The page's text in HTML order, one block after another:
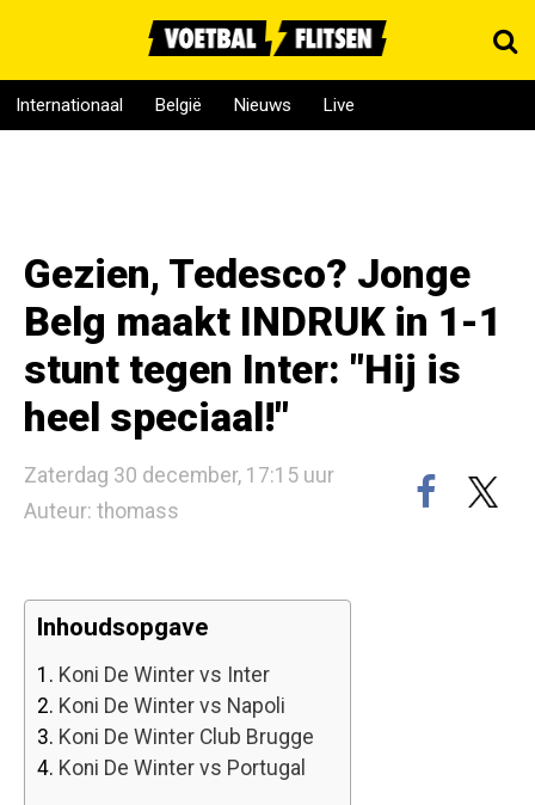
Internationaal België Nieuws Live
Gezien, Tedesco? Jonge
Belg maakt INDRUK in 1-1
stunt tegen Inter: "Hij is
heel speciaal!"
Zaterdag 30 december, 17:15 uur
Auteur: thomass
Inhoudsopgave
1. Koni De Winter vs Inter
2. Koni De Winter vs Napoli
3. Koni De Winter Club Brugge
4. Koni De Winter vs Portugal